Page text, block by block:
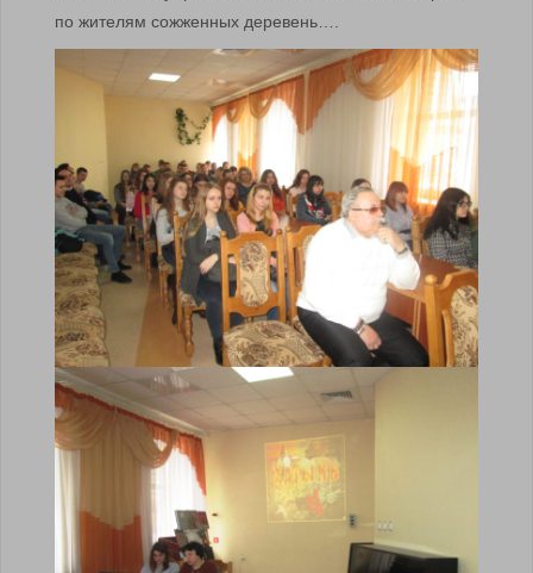
по жителям сожженных деревень….